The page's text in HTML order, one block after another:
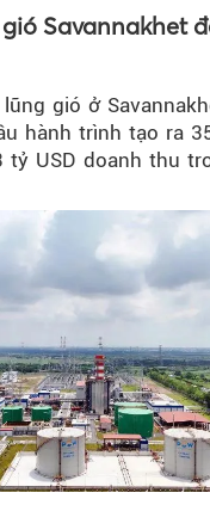
Savannakhet
gió ở
hành trình tạo ra
tỷ USD doanh thu